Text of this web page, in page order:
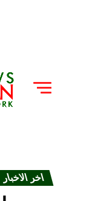
اخر الاخبار